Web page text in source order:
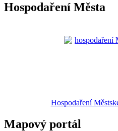
Hospodaření Města
Hospodaření
Mapový portál